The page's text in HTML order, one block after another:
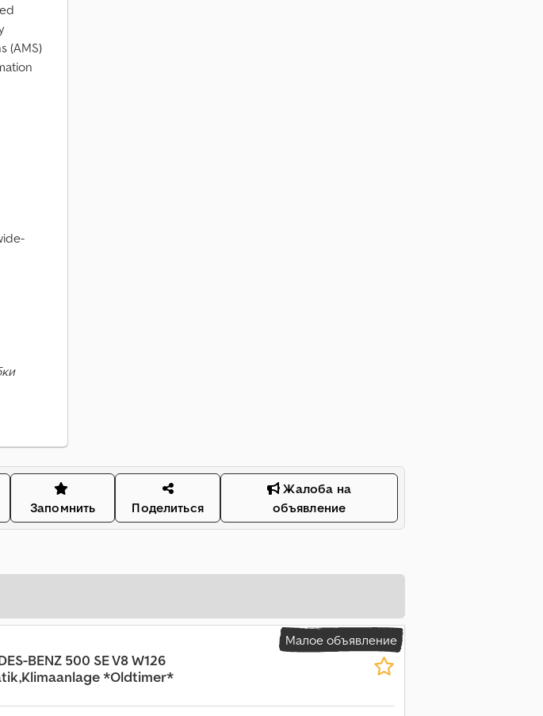
(AMS)
Запомнить Поделиться
Жалоба на
объявление
Малое объявление
BENZ 500 SE V8 W126
*Oldtimer*